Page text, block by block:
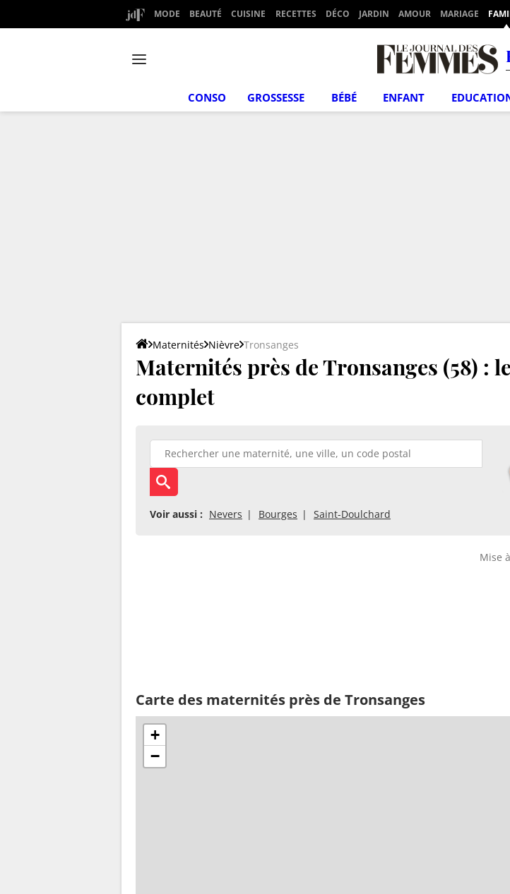
MODE BEAUTÉ CUISINE RECETTES DÉCO JARDIN AMOUR MARIAGE
CONSO GROSSESSE BÉBÉ ENFANT
Maternités Nièvre Tronsanges
Maternités près de Tronsanges (58) :
complet
Voir aussi : Nevers Bourges Saint-Doulchard
Mise
Carte des maternités près de Tronsanges
+
−